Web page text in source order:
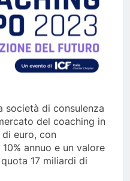
società di consulenza
del coaching in
euro, con
annuo e un valore
17 miliardi di